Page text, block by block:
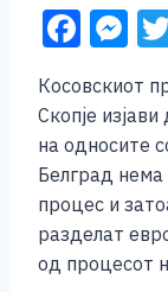
F
c
e
b
o
o
M
ss
e
n
g
er
Косовскиот
Скопје
на односите
Белград нема
процес и
разделат
од процесот